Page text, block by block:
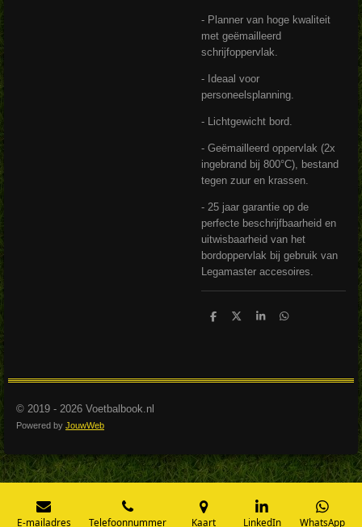
- Planner van hoge kwaliteit
met geëmailleerd
schrijfoppervlak.
- Ideaal voor
personeelsplanning.
- Lichtgewicht bord.
- Geëmailleerd oppervlak (2x
ingebrand bij 800°C), bestand
tegen zuur en krassen.
- 25 jaar garantie op de
perfecte beschrijfbaarheid en
uitwisbaarheid van het
bordoppervlak bij gebruik van
Legamaster accesoires.
D
D
S
D
© 2019 - 2026 Voetbalbook.nl
Powered by JouwWeb
E-mailadres Telefoonnummer Kaart LinkedIn WhatsApp